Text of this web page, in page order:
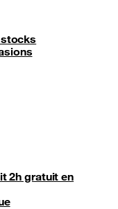
2h gratuit en